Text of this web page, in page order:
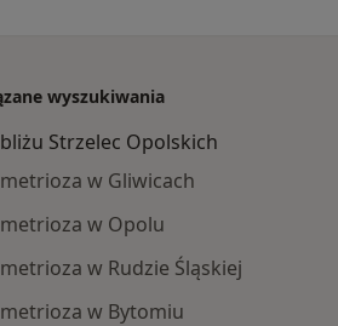
wyszukiwania
Strzelec Opolskich
w Gliwicach
w Opolu
w Rudzie Śląskiej
w Bytomiu